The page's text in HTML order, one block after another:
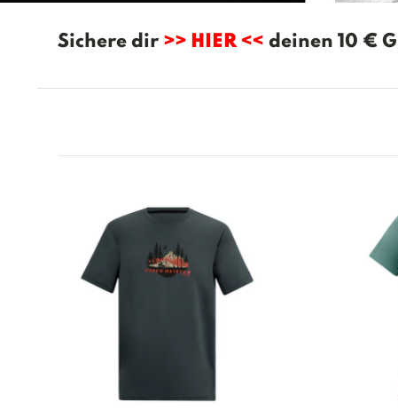
Sichere dir >> HIER <<deinen 10 €